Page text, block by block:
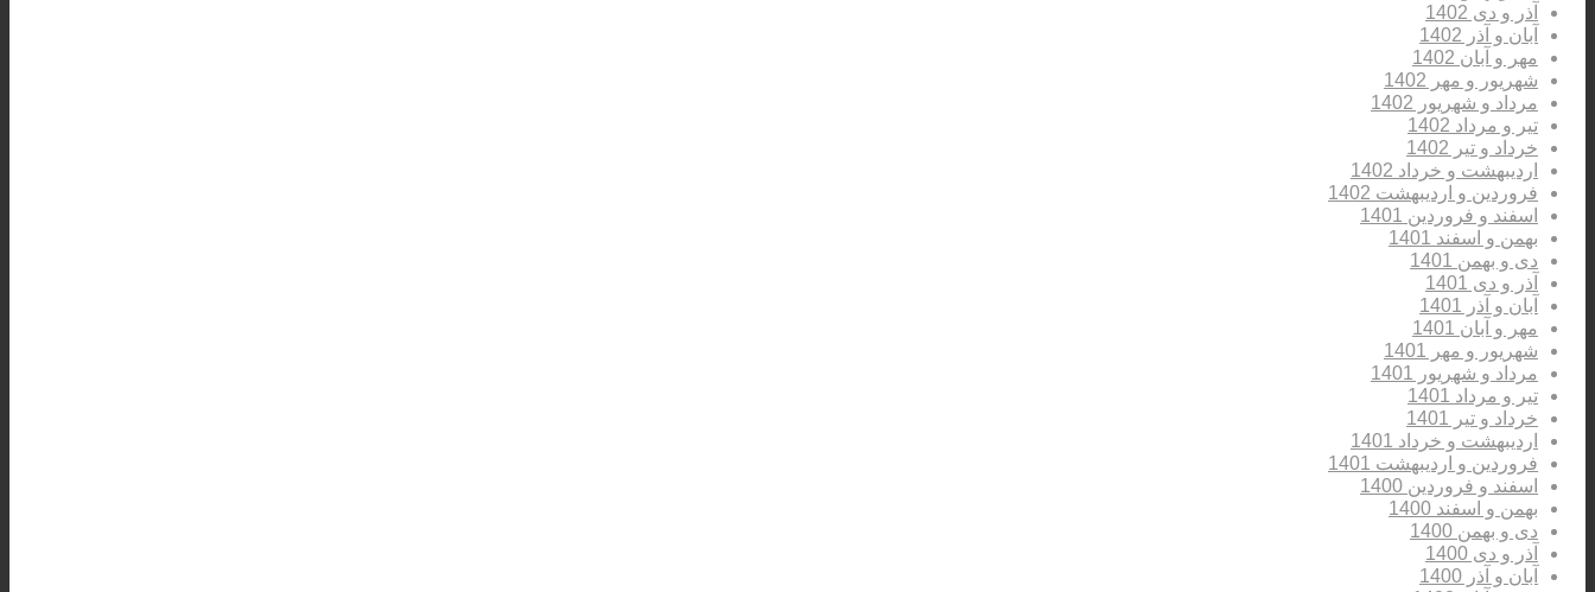
آذر و دی 1402
آبان و آذر 1402
مهر و آبان 1402
شهریور و مهر 1402
مرداد و شهریور 1402
تیر و مرداد 1402
خرداد و تیر 1402
اردیبهشت و خرداد 1402
فروردین و اردیبهشت 1402
اسفند و فروردین 1401
بهمن و اسفند 1401
دی و بهمن 1401
آذر و دی 1401
آبان و آذر 1401
مهر و آبان 1401
شهریور و مهر 1401
مرداد و شهریور 1401
تیر و مرداد 1401
خرداد و تیر 1401
اردیبهشت و خرداد 1401
فروردین و اردیبهشت 1401
اسفند و فروردین 1400
بهمن و اسفند 1400
دی و بهمن 1400
آذر و دی 1400
آبان و آذر 1400